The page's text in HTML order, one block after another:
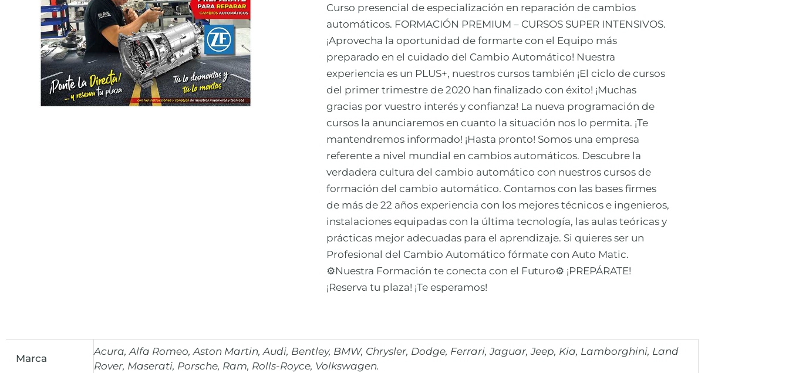
Curso presencial de especialización en reparación de cambios
automáticos. FORMACIÓN PREMIUM – CURSOS SUPER INTENSIVOS.
¡Aprovecha la oportunidad de formarte con el Equipo más
preparado en el cuidado del Cambio Automático! Nuestra
experiencia es un PLUS+, nuestros cursos también ¡El ciclo de cursos
del primer trimestre de 2020 han finalizado con éxito! ¡Muchas
gracias por vuestro interés y confianza! La nueva programación de
cursos la anunciaremos en cuanto la situación nos lo permita. ¡Te
mantendremos informado! ¡Hasta pronto! Somos una empresa
referente a nivel mundial en cambios automáticos. Descubre la
verdadera cultura del cambio automático con nuestros cursos de
formación del cambio automático. Contamos con las bases firmes
de más de 22 años experiencia con los mejores técnicos e ingenieros,
instalaciones equipadas con la última tecnología, las aulas teóricas y
prácticas mejor adecuadas para el aprendizaje. Si quieres ser un
Profesional del Cambio Automático fórmate con Auto Matic.
⚙️Nuestra Formación te conecta con el Futuro⚙️ ¡PREPÁRATE!
¡Reserva tu plaza! ¡Te esperamos!
Marca
Acura, Alfa Romeo, Aston Martin, Audi, Bentley, BMW, Chrysler, Dodge, Ferrari, Jaguar, Jeep, Kia, Lamborghini, Land
Rover, Maserati, Porsche, Ram, Rolls-Royce, Volkswagen.